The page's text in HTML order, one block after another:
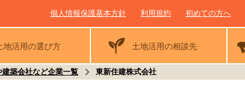
個人情報保護基本方針 利用規約 初めての方へ
地活用の選び方 土地活用の相談先
築会社など企業一覧 東新住建株式会社